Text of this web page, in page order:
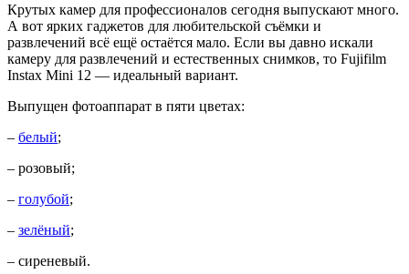
Крутых камер для профессионалов сегодня выпускают много.
А вот ярких гаджетов для любительской съёмки и
развлечений всё ещё остаётся мало. Если вы давно искали
камеру для развлечений и естественных снимков, то Fujifilm
Instax Mini 12 — идеальный вариант.
Выпущен фотоаппарат в пяти цветах:
– белый;
– розовый;
– голубой;
– зелёный;
– сиреневый.